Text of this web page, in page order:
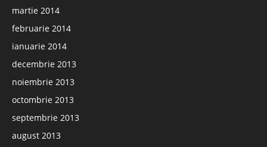
martie 2014
februarie 2014
ianuarie 2014
decembrie 2013
noiembrie 2013
octombrie 2013
septembrie 2013
august 2013